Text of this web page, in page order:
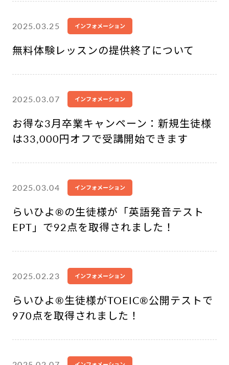
2025.03.25 インフォメーション
無料体験レッスンの提供終了について
2025.03.07 インフォメーション
お得な3月卒業キャンペーン：新規生徒様
は33,000円オフで受講開始できます
2025.03.04 インフォメーション
らいひよ®︎の生徒様が「英語発音テスト
EPT」で92点を取得されました！
2025.02.23 インフォメーション
らいひよ®︎生徒様がTOEIC®公開テストで
970点を取得されました！